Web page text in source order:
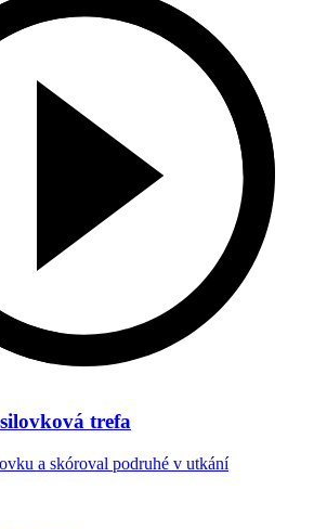
trefa
a skóroval podruhé v utkání